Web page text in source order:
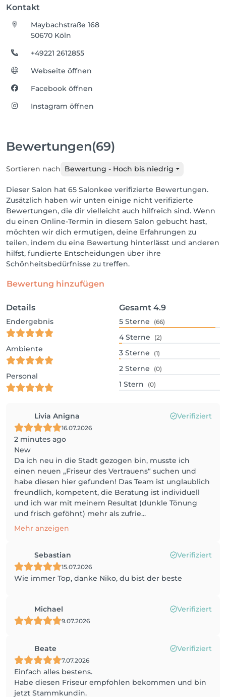
Kontakt
Maybachstraße 168
50670 Köln
+49221 2612855
Webseite öffnen
Facebook öffnen
Instagram öffnen
Bewertungen(69)
Sortieren nach Bewertung - Hoch bis niedrig
Dieser Salon hat 65 Salonkee verifizierte Bewertungen.
Zusätzlich haben wir unten einige nicht verifizierte
Bewertungen, die dir vielleicht auch hilfreich sind. Wenn
du einen Online-Termin in diesem Salon gebucht hast,
möchten wir dich ermutigen, deine Erfahrungen zu
teilen, indem du eine Bewertung hinterlässt und anderen
hilfst, fundierte Entscheidungen über ihre
Schönheitsbedürfnisse zu treffen.
Bewertung hinzufügen
Details
Endergebnis
Ambiente
Personal
Gesamt 4.9
5 Sterne (66)
4 Sterne (2)
3 Sterne (1)
2 Sterne (0)
1 Stern (0)
Livia Anigna Verifiziert
16.07.2026
2 minutes ago
New
Da ich neu in die Stadt gezogen bin, musste ich
einen neuen „Friseur des Vertrauens“ suchen und
habe diesen hier gefunden! Das Team ist unglaublich
freundlich, kompetent, die Beratung ist individuell
und ich war mit meinem Resultat (dunkle Tönung
und frisch geföhnt) mehr als zufrie...
Mehr anzeigen
Sebastian Verifiziert
15.07.2026
Wie immer Top, danke Niko, du bist der beste
Michael Verifiziert
9.07.2026
Beate Verifiziert
7.07.2026
Einfach alles bestens.
Habe diesen Friseur empfohlen bekommen und bin
jetzt Stammkundin.